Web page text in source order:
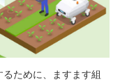
ために、ますます組